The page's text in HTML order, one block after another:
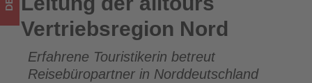
Tourismus
los
ist!
Vertriebsregion Nord
Erfahrene Touristikerin betreut
Reisebüropartner in Norddeutschland